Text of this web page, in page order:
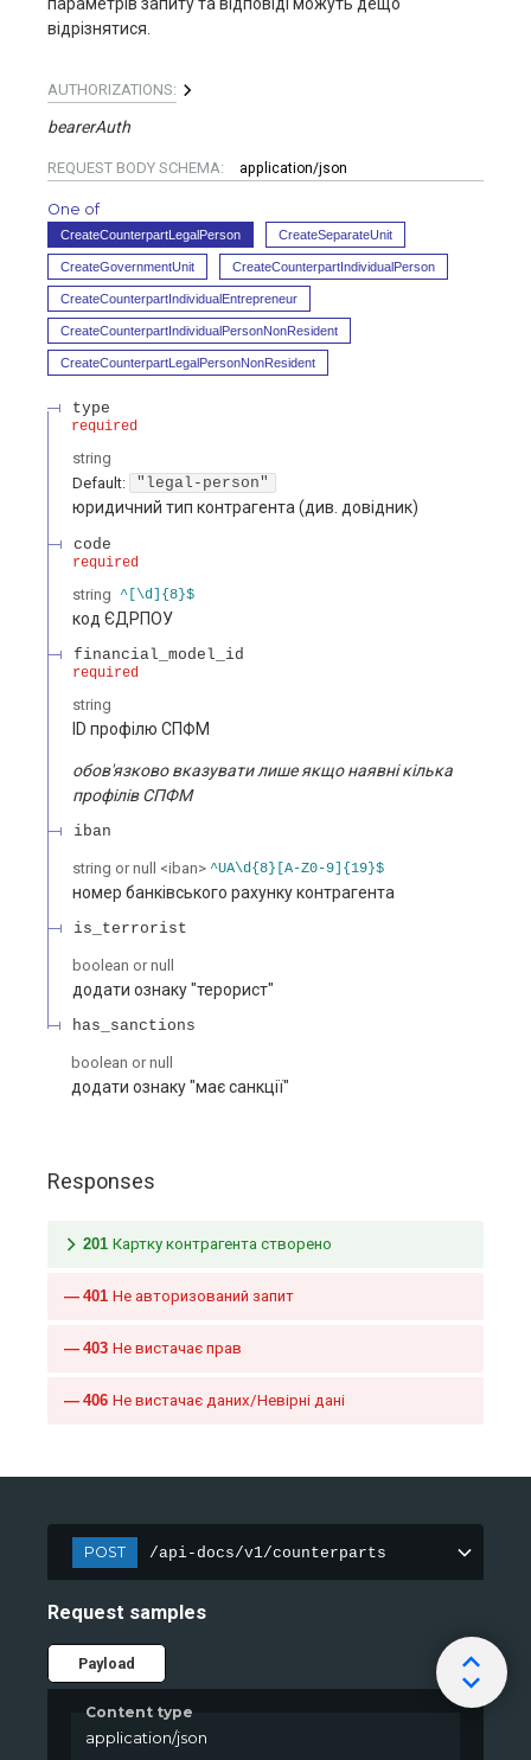
відрізнятися.
AUTHORIZATIONS:
bearerAuth
REQUEST BODY SCHEMA: application/json
One of
CreateCounterpartLegalPerson CreateSeparateUnit
CreateGovernmentUnit CreateCounterpartIndividualPerson
CreateCounterpartIndividualEntrepreneur
CreateCounterpartIndividualPersonNonResident
CreateCounterpartLegalPersonNonResident
type
required
string
Default:
"legal-person"
юридичний тип контрагента (див. довідник)
code
required
string ^[\d]{8}$
код ЄДРПОУ
financial_model_id
required
string
ID профілю СПФМ
обов'язково вказувати лише якщо наявні кілька
профілів СПФМ
iban
string or null <iban> ^UA\d{8}[A-Z0-9]{19}$
номер банківського рахунку контрагента
is_terrorist
boolean or null
додати ознаку "терорист"
has_sanctions
boolean or null
додати ознаку "має санкції"
Responses
201 Картку контрагента створено
401 Не авторизований запит
403 Не вистачає прав
406 Не вистачає даних/Невірні дані
POST /api-docs/v1/counterparts
Request samples
Payload
Content type
application/json